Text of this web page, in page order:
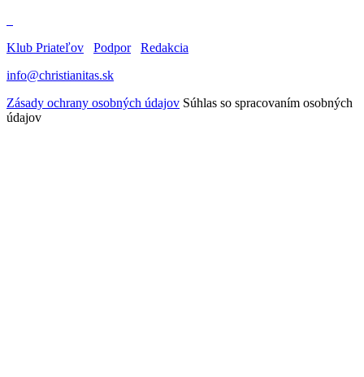
Klub Priateľov Podpor
Redakcia
info@christianitas.sk
Zásady ochrany osobných údajov Súhlas so spracovaním osobných
údajov